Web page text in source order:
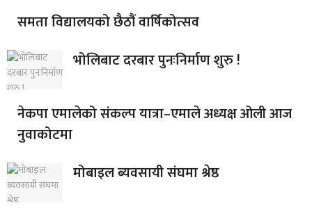
समता विद्यालयको छैठौं वार्षिकोत्सव
भोलिबाट दरबार पुनःनिर्माण शुरु !
नेकपा एमालेको संकल्प यात्रा–एमाले अध्यक्ष ओली आज
नुवाकोटमा
मोबाइल ब्यवसायी संघमा श्रेष्ठ